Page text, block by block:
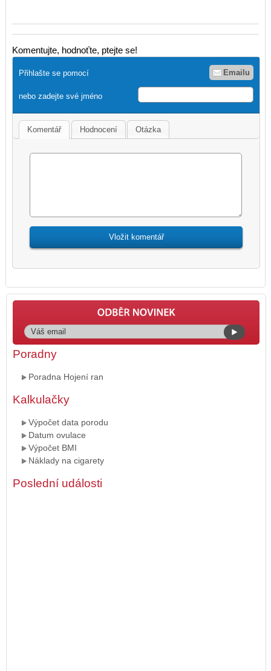
Komentujte, hodnoťte, ptejte se!
Přihlašte se pomocí Emailu
nebo zadejte své jméno
Komentář Hodnocení Otázka
Poradny
Poradna Hojení ran
Kalkulačky
Výpočet data porodu
Datum ovulace
Výpočet BMI
Náklady na cigarety
Poslední události